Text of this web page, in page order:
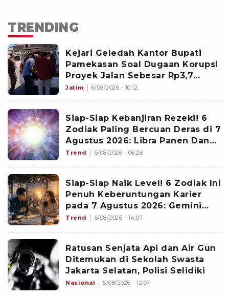
TRENDING
Kejari Geledah Kantor Bupati
Pamekasan Soal Dugaan Korupsi
Proyek Jalan Sebesar Rp3,7
Milliar
Jatim 6/08/2026 - 10:12
Siap-Siap Kebanjiran Rezeki! 6
Zodiak Paling Bercuan Deras di 7
Agustus 2026: Libra Panen Dana
Ekstra
Trend 6/08/2026 - 06:28
Siap-Siap Naik Level! 6 Zodiak Ini
Penuh Keberuntungan Karier
pada 7 Agustus 2026: Gemini
Punya Senjata Utama
Trend 6/08/2026 - 14:07
Ratusan Senjata Api dan Air Gun
Ditemukan di Sekolah Swasta
Jakarta Selatan, Polisi Selidiki
Nasional 6/08/2026 - 12:07